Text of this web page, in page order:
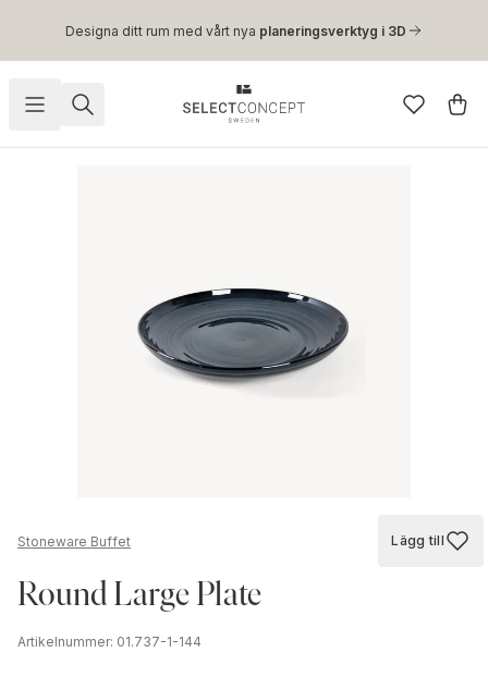
Hoppa till huvudinnehåll
Designa ditt rum med vårt nya planeringsverktyg i 3D
Stoneware Buffet Lägg till
Lägg till
Round Large Plate
Artikelnummer: 01.737-1-144